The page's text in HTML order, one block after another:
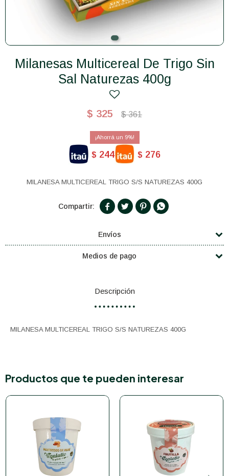
Milanesas Multicereal De Trigo Sin
Sal Naturezas 400g
$ 325 $ 361
9
$ 244 $ 276
MILANESA MULTICEREAL TRIGO S/S NATUREZAS 400G
   
Envíos
Medios de pago
Descripción
MILANESA MULTICEREAL TRIGO S/S NATUREZAS 400G
Productos que te pueden interesar